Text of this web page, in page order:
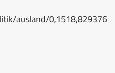
ausland/0,1518,829376